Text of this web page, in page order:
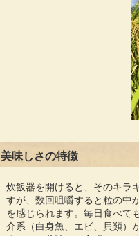
美味しさの特徴
炊飯器を開けると、そのキラ
すが、数回咀嚼すると粒の中
を感じられます。毎日食べて
介系（白身魚、エビ、貝類）